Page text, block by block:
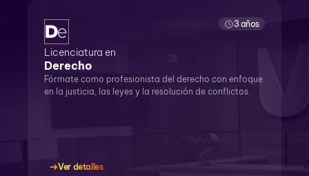
3 años
Licenciatura en
Derecho
Fórmate como profesionista del derecho con enfoque
en la justicia, las leyes y la resolución de conflictos.
Ver detalles